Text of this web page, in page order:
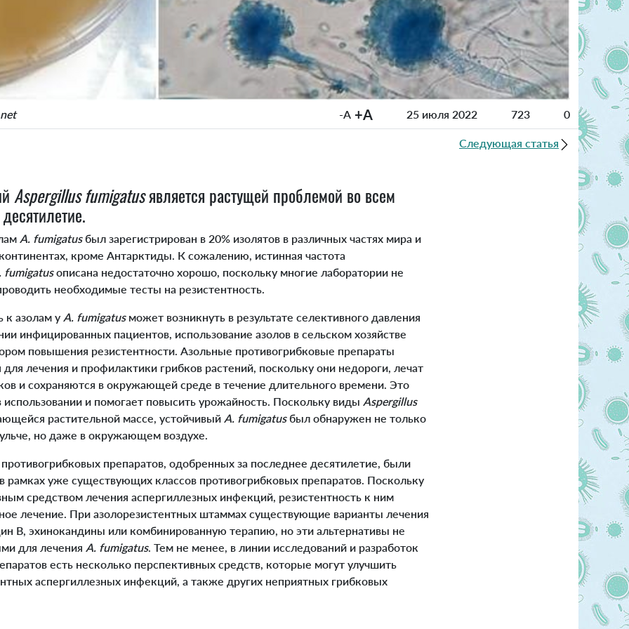
-A +A 25 июля 2022 723 0
Следующая статья
Aspergillus fumigatusявляется растущей проблемой во всем
A. fumigatusбыл зарегистрирован в 20% изолятов в различных частях мира и
кроме Антарктиды. К сожалению, истинная частота
fumigatusописана недостаточно хорошо, поскольку многие лаборатории не
необходимые тесты на резистентность.
к азолам у A. fumigatusможет возникнуть в результате селективного давления
инфицированных пациентов, использование азолов в сельском хозяйстве
повышения резистентности. Азольные противогрибковые препараты
лечения и профилактики грибков растений, поскольку они недороги, лечат
и сохраняются в окружающей среде в течение длительного времени. Это
и помогает повысить урожайность. Поскольку виды Aspergillus
растительной массе, устойчивый A. fumigatusбыл обнаружен не только
но даже в окружающем воздухе.
препаратов, одобренных за последнее десятилетие, были
рамках уже существующих классов противогрибковых препаратов. Поскольку
средством лечения аспергиллезных инфекций, резистентность к ним
лечение. При азолорезистентных штаммах существующие варианты лечения
В, эхинокандины или комбинированную терапию, но эти альтернативы не
для лечения A. fumigatus. Тем не менее, в линии исследований и разработок
есть несколько перспективных средств, которые могут улучшить
аспергиллезных инфекций, а также других неприятных грибковых